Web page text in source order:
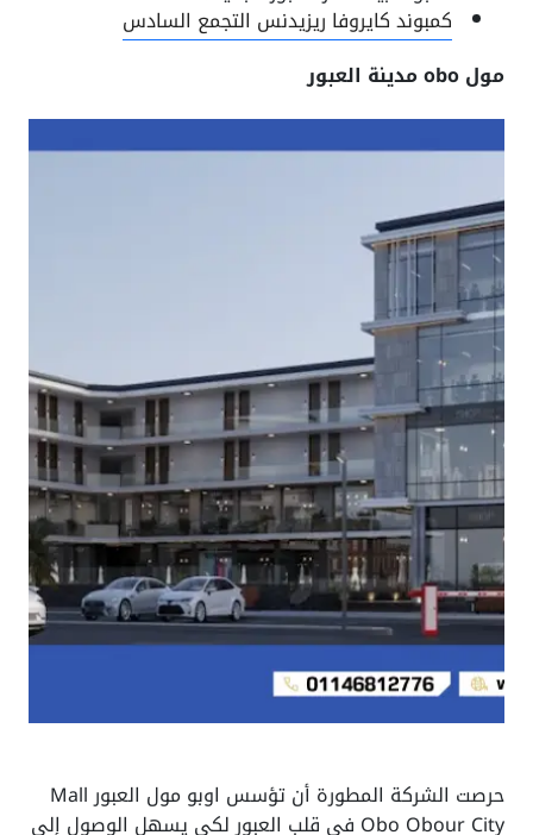
كمبوند كايروفا ريزيدنس التجمع السادس
مول obo مدينة العبور
حرصت الشركة المطورة أن تؤسس اوبو مول العبور Mall
Obo Obour City في قلب العبور لكي يسهل الوصول إلى